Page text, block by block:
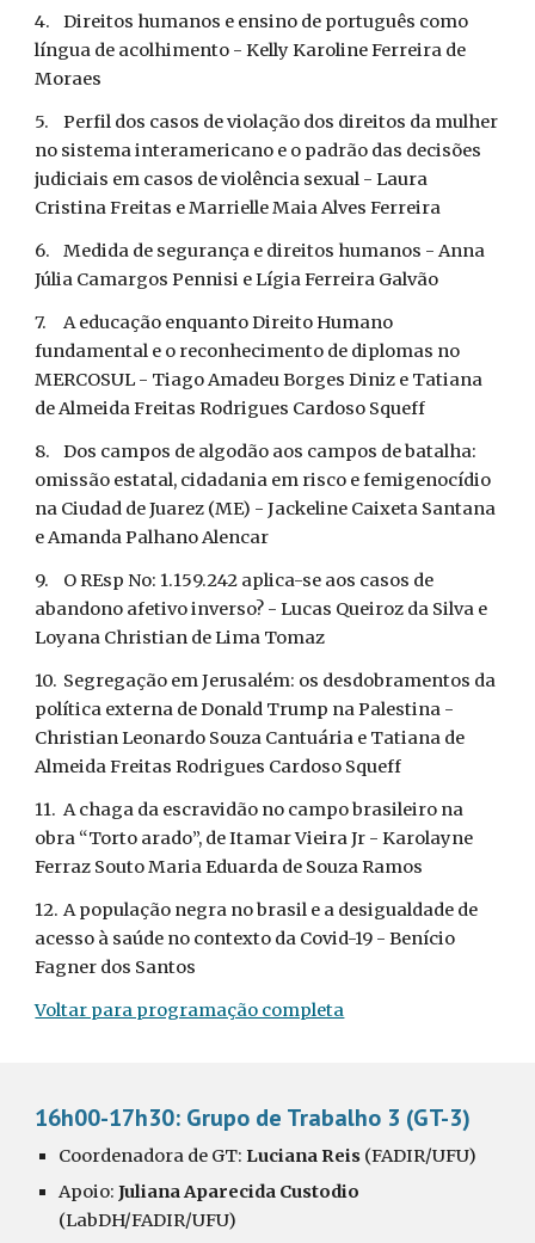
4.
Direitos humanos e ensino de português como
língua de acolhimento - Kelly Karoline Ferreira de
Moraes
5.
Perfil dos casos de violação dos direitos da mulher
no sistema interamericano e o padrão das decisões
judiciais em casos de violência sexual - Laura
Cristina Freitas e Marrielle Maia Alves Ferreira
6.
Medida de segurança e direitos humanos - Anna
Júlia Camargos Pennisi e Lígia Ferreira Galvão
7.
A educação enquanto Direito Humano
fundamental e o reconhecimento de diplomas no
MERCOSUL - Tiago Amadeu Borges Diniz e Tatiana
de Almeida Freitas Rodrigues Cardoso Squeff
8.
Dos campos de algodão aos campos de batalha:
omissão estatal, cidadania em risco e femigenocídio
na Ciudad de Juarez (ME) - Jackeline Caixeta Santana
e Amanda Palhano Alencar
9.
O REsp No: 1.159.242 aplica-se aos casos de
abandono afetivo inverso? - Lucas Queiroz da Silva e
Loyana Christian de Lima Tomaz
10. Segregação em Jerusalém: os desdobramentos da
política externa de Donald Trump na Palestina -
Christian Leonardo Souza Cantuária e Tatiana de
Almeida Freitas Rodrigues Cardoso Squeff
11. A chaga da escravidão no campo brasileiro na
obra “Torto arado”, de Itamar Vieira Jr - Karolayne
Ferraz Souto Maria Eduarda de Souza Ramos
12. A população negra no brasil e a desigualdade de
acesso à saúde no contexto da Covid-19 - Benício
Fagner dos Santos
Voltar para programação completa
16h00-17h30: Grupo de Trabalho 3 (GT-3)
Coordenadora de GT: Luciana Reis (FADIR/UFU)
Apoio: Juliana Aparecida Custodio
(LabDH/FADIR/UFU)